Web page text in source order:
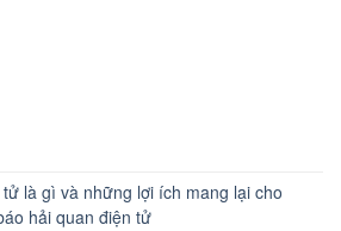
là gì và những lợi ích mang lại cho
hải quan điện tử